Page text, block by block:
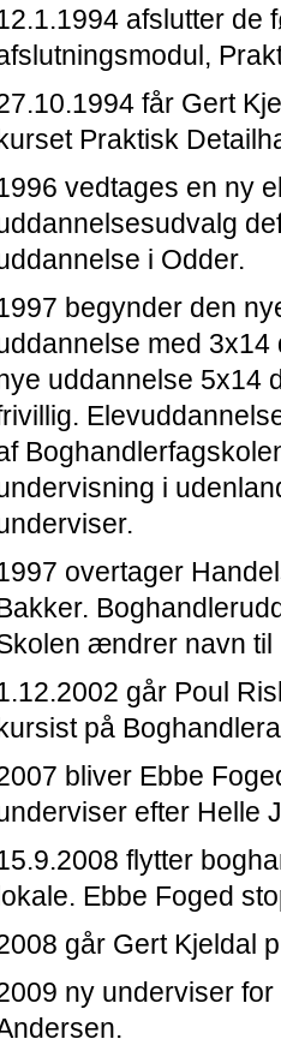
afslutter de
får Gert
Praktisk
vedtages en ny
i Odder.
begynder den
med
uddannelse 5x14
i
overtager
ændrer navn til
går Poul
på
bliver Ebbe
efter Helle
flytter
Ebbe Foged
går Gert Kjeldal
ny underviser